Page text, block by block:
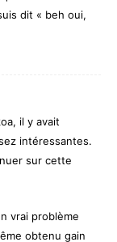
dit « beh oui,
il y avait
intéressantes.
sur cette
vrai problème
obtenu gain